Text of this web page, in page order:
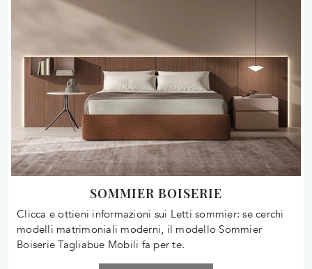
SOMMIER BOISERIE
Clicca e ottieni informazioni sui Letti sommier: se cerchi
modelli matrimoniali moderni, il modello Sommier
Boiserie Tagliabue Mobili fa per te.